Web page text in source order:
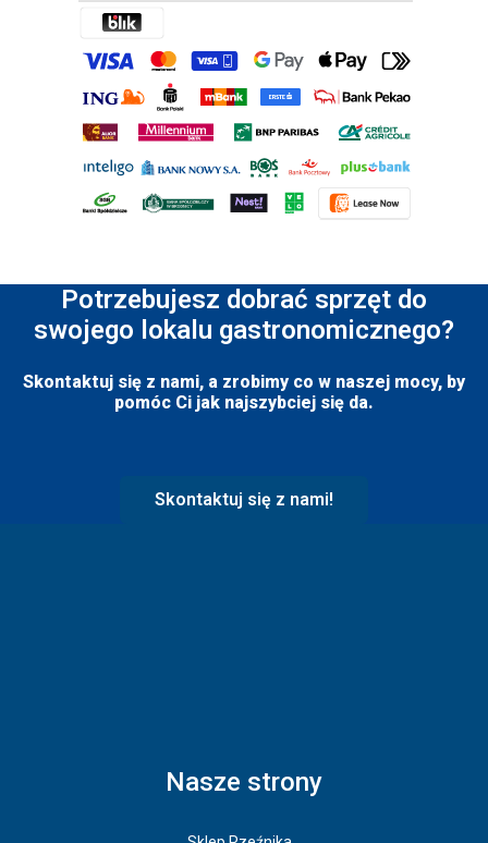
Potrzebujesz dobrać sprzęt do
swojego lokalu gastronomicznego?
Skontaktuj się z nami, a zrobimy co w naszej mocy, by
pomóc Ci jak najszybciej się da.
Skontaktuj się z nami!
Nasze strony